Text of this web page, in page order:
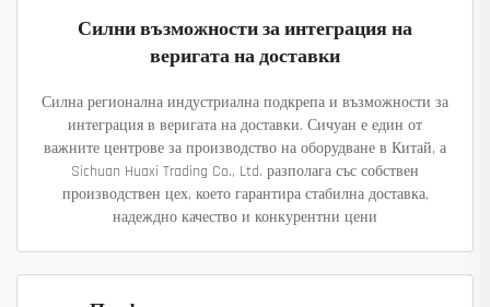
Силни възможности за интеграция на
веригата на доставки
Силна регионална индустриална подкрепа и възможности за
интеграция в веригата на доставки. Сичуан е един от
важните центрове за производство на оборудване в Китай, а
Sichuan Huaxi Trading Co., Ltd. разполага със собствен
производствен цех, което гарантира стабилна доставка,
надеждно качество и конкурентни цени